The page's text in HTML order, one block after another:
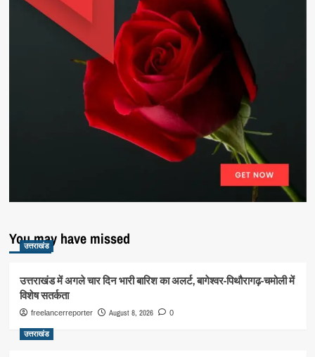
You may have missed
उत्तराखंड
उत्तराखंड में अगले चार दिन भारी बारिश का अलर्ट, बागेश्वर-पिथौरागढ़-चमोली में
विशेष सतर्कता
freelancerreporter August 8, 2026 0
उत्तराखंड